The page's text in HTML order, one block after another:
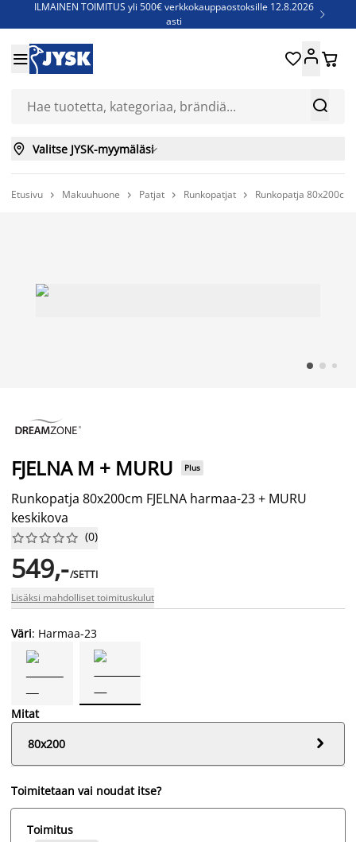
ILMAINEN TOIMITUS yli 500€ verkkokauppaostoksille 12.8.2026
asti

Jenkkisänkyjä - Säästä jopa 60%


 
 Valitse JYSK-myymäläsi
Etusivu  Makuuhuone  Patjat  Runkopatjat  Runkopatja 80x200cm
FJELNA M + MURU Plus
Runkopatja 80x200cm FJELNA harmaa-23 + MURU
keskikova





 (0)
549,-/SETTI
Lisäksi mahdolliset toimituskulut
Väri: Harmaa-23
Mitat
80x200

Toimitetaan vai noudat itse?
Toimitus